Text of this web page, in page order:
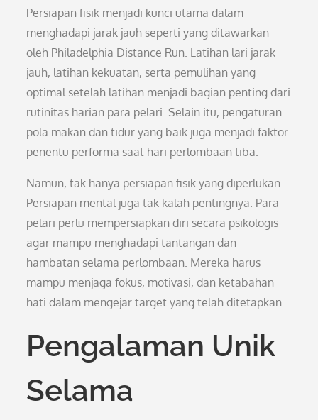
Persiapan fisik menjadi kunci utama dalam
menghadapi jarak jauh seperti yang ditawarkan
oleh Philadelphia Distance Run. Latihan lari jarak
jauh, latihan kekuatan, serta pemulihan yang
optimal setelah latihan menjadi bagian penting dari
rutinitas harian para pelari. Selain itu, pengaturan
pola makan dan tidur yang baik juga menjadi faktor
penentu performa saat hari perlombaan tiba.
Namun, tak hanya persiapan fisik yang diperlukan.
Persiapan mental juga tak kalah pentingnya. Para
pelari perlu mempersiapkan diri secara psikologis
agar mampu menghadapi tantangan dan
hambatan selama perlombaan. Mereka harus
mampu menjaga fokus, motivasi, dan ketabahan
hati dalam mengejar target yang telah ditetapkan.
Pengalaman Unik
Selama